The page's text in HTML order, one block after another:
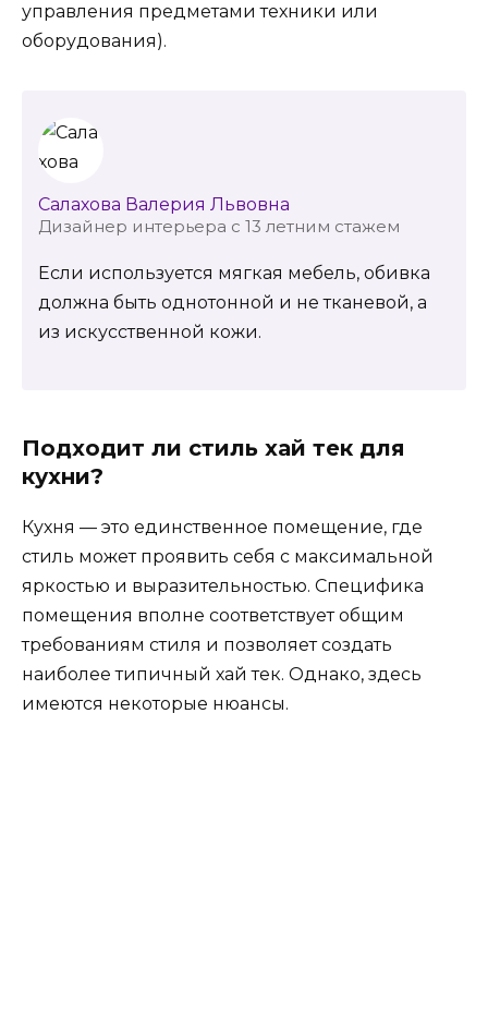
управления предметами техники или
оборудования).
Салахова Валерия Львовна
Дизайнер интерьера с 13 летним стажем
Если используется мягкая мебель, обивка
должна быть однотонной и не тканевой, а
из искусственной кожи.
Подходит ли стиль хай тек для
кухни?
Кухня — это единственное помещение, где
стиль может проявить себя с максимальной
яркостью и выразительностью. Специфика
помещения вполне соответствует общим
требованиям стиля и позволяет создать
наиболее типичный хай тек. Однако, здесь
имеются некоторые нюансы.